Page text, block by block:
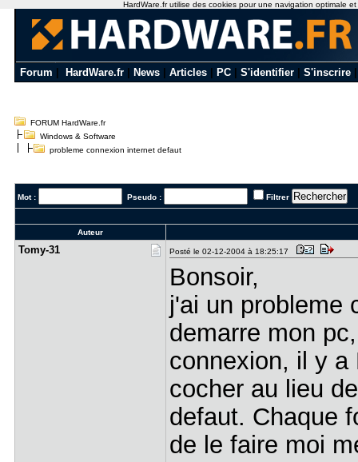
Forum HardWare.fr News Articles PC S'identifier S'inscrire
FORUM HardWare.fr
Windows & Software
probleme connexion internet defaut
Mot : Pseudo : Filtrer
Auteur
Tomy-31 Posté le 02-12-2004 à 18:25:17
Bonsoir,
j'ai un probleme
demarre mon
connexion, il y a
cocher au lieu
defaut. Chaque
de le faire moi
HardWare.fr utilise des cookies pour une navigation optimale